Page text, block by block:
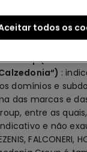
si um
página.
Group
:
domínios e
das marcas e
entre as
e não
FALCONERI,
todos os